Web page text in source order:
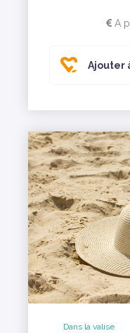
A
Ajouter
Dans la valise